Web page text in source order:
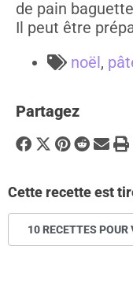
de pain
Il peut être
noël,
Partagez
Cette recette est
10 RECETTES POUR